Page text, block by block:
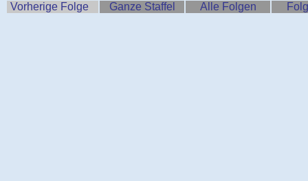
Vorherige Folge Ganze Staffel Alle Folgen